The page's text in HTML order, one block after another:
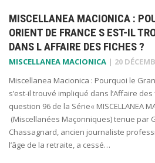
MISCELLANEA MACIONICA :
ORIENT DE FRANCE S EST-IL
DANS L AFFAIRE DES FICHES ?
MISCELLANEA MACIONICA | 20
Miscellanea Macionica : Pourquoi le
s’est-il trouvé impliqué dans l’Affaire
question 96 de la Série« MISCELLANEA
(Miscellanées Maçonniques) tenue par
Chassagnard, ancien journaliste
l’âge de la retraite, a cessé…